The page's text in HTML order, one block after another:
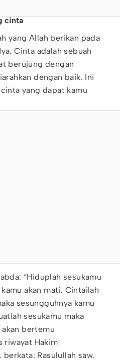
cinta
yang Allah berikan pada
Cinta adalah sebuah
berujung dengan
dengan baik. Ini
yang dapat kamu
“Hiduplah sesukamu
akan mati. Cintailah
sesungguhnya kamu
sesukamu maka
bertemu
riwayat Hakim
Rasulullah saw.